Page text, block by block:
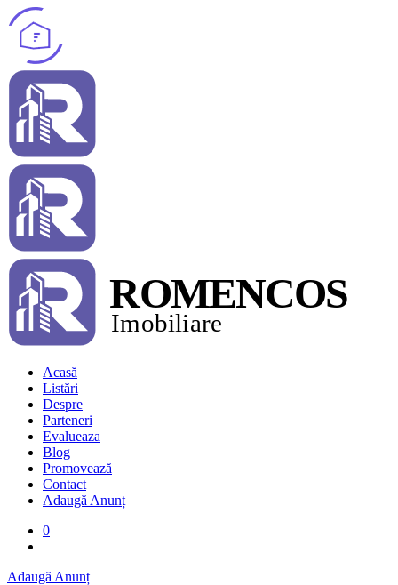
Acasă
Listări
Despre
Parteneri
Evalueaza
Blog
Promovează
Contact
Adaugă Anunț
0
Adaugă Anunț